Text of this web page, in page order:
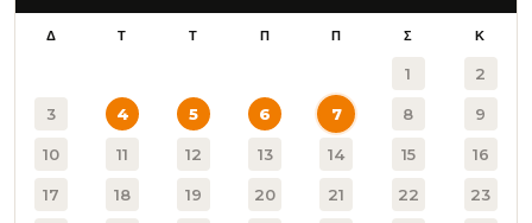
Δ Τ Τ Π Π Σ Κ
1 2
3 4 5 6 7 8 9
10 11 12 13 14 15 16
17 18 19 20 21 22 23